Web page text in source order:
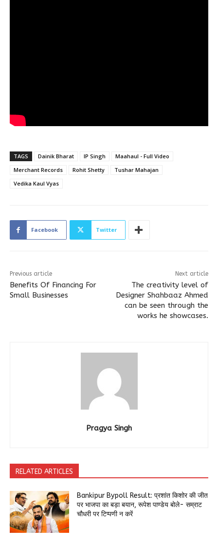
TAGS Dainik Bharat IP Singh
Maahaul - Full Video
Merchant Records
Rohit Shetty
Tushar Mahajan
Vedika Kaul Vyas
Facebook Twitter
Previous article
Benefits Of Financing For
Small Businesses
Next article
The creativity level of
Designer Shahbaaz Ahmed
can be seen through the
works he showcases.
Pragya Singh
RELATED ARTICLES
Bankipur Bypoll Result: प्रशांत किशोर की जीत
पर भाजपा का बड़ा बयान, रूपेश पाण्डेय बोले- सम्राट
चौधरी पर टिप्पणी न करें